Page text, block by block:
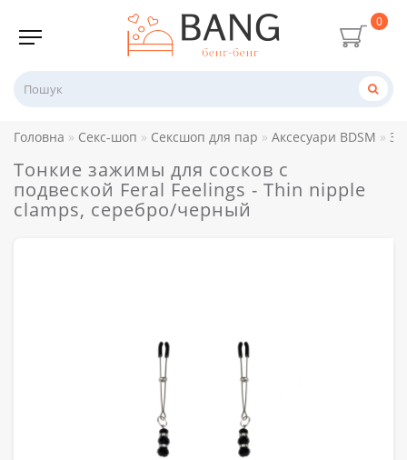
0
Головна Секс-шоп Сексшоп для пар Аксесуари BDSM
Тонкие зажимы для сосков с
подвеской Feral Feelings - Thin nipple
clamps, серебро/черный